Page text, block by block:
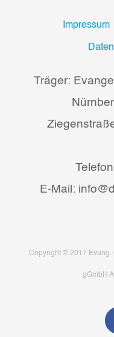
Impressum
Träger:
E-Mail:
Copyright © 2017 Evang.
gGmbH